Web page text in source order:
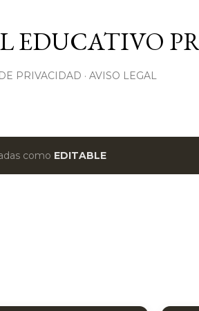
EDUCATIVO
PRIVACIDAD AVISO LEGAL
como EDITABLE